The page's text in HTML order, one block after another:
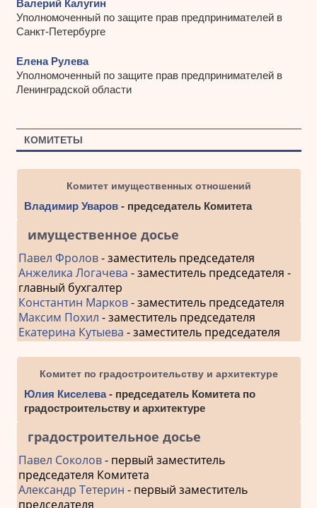
Валерий Калугин
Уполномоченный по защите прав предпринимателей в
Санкт-Петербурге
Елена Рулева
Уполномоченный по защите прав предпринимателей в
Ленинградской области
КОМИТЕТЫ
Комитет имущественных отношений
Владимир Уваров- председатель Комитета
имущественное досье
Павел Фролов- заместитель председателя
Анжелика Логачева - заместитель председателя -
главный бухгалтер
Константин Марков- заместитель председателя
Максим Похил - заместитель председателя
Екатерина Кутыева - заместитель председателя
Комитет по градостроительству и архитектуре
Юлия Киселева- председатель Комитета по
градостроительству и архитектуре
градостроительное досье
Павел Соколов- первый заместитель
председателя Комитета
Александр Тетерин - первый заместитель
председателя